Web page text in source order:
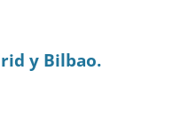
y Bilbao.